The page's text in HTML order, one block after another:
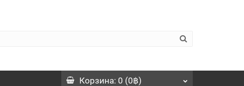
Корзина: 0 (0฿)